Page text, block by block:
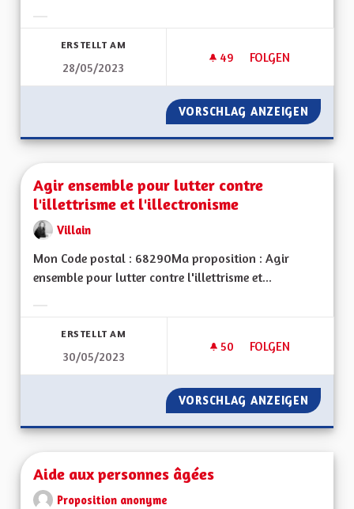
ERSTELLT AM
28/05/2023
49 49 FOLLOWER
FOLGEN
ACTIVITÉS
VORSCHLAG ANZEIGEN
Agir ensemble pour lutter contre
l'illettrisme et l'illectronisme
Villain
Mon Code postal : 68290Ma proposition : Agir
ensemble pour lutter contre l'illettrisme et...
ERSTELLT AM
30/05/2023
50 50 FOLLOWER
FOLGEN
AGIR ENSEMBLE
VORSCHLAG ANZEIGEN AGIR
Aide aux personnes âgées
Proposition anonyme